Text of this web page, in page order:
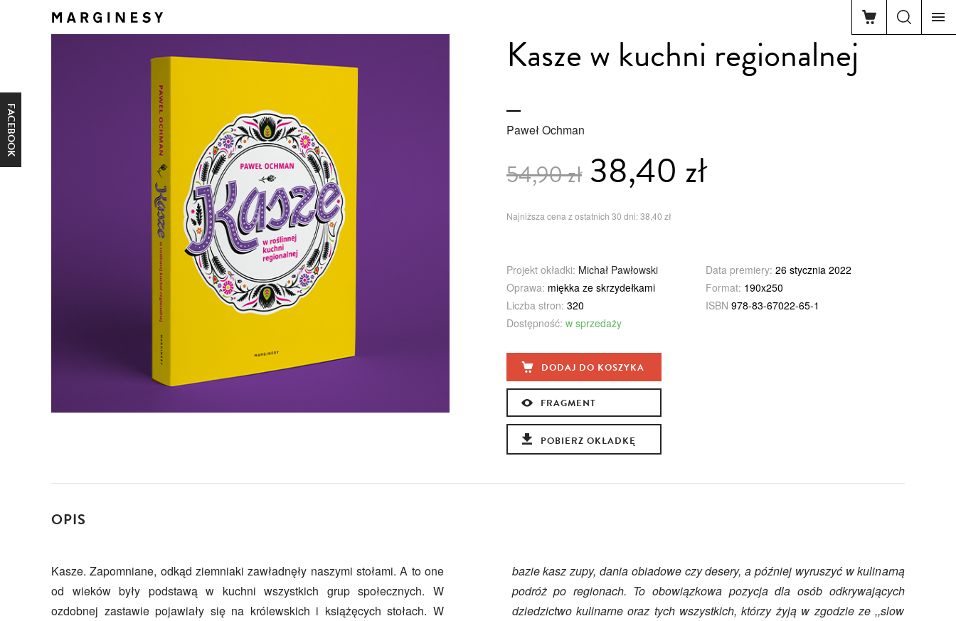
FACEBOOK
Kasze w kuchni regionalnej
Paweł Ochman
54,90 zł38,40 zł
Najniższa cena z ostatnich 30 dni: 38,40 zł
Projekt okładki: Michał Pawłowski Data premiery: 26 stycznia 2022
Oprawa: miękka ze skrzydełkami Format: 190x250
Liczba stron: 320 ISBN 978-83-67022-65-1
Dostępność: w sprzedaży
DODAJ DO KOSZYKA
FRAGMENT
POBIERZ OKŁADKĘ
OPIS
Kasze. Zapomniane, odkąd ziemniaki zawładnęły naszymi stołami. A to one
od wieków były podstawą w kuchni wszystkich grup społecznych. W
ozdobnej zastawie pojawiały się na królewskich i książęcych stołach. W
bazie kasz zupy, dania obiadowe czy desery, a później wyruszyć w kulinarną
podróż po regionach. To obowiązkowa pozycja dla osób odkrywających
dziedzictwo kulinarne oraz tych wszystkich, którzy żyją w zgodzie ze ,,slow